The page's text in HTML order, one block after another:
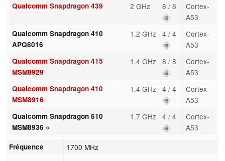
Qualcomm Snapdragon 439 2 GHz 8 / 8
Cortex-
A53
Qualcomm Snapdragon 410
APQ8016
1.2 GHz 4 / 4
Cortex-
A53
Qualcomm Snapdragon 415
MSM8929
1.4 GHz 8 / 8
Cortex-
A53
Qualcomm Snapdragon 410
MSM8916
1.4 GHz 4 / 4
Cortex-
A53
Qualcomm Snapdragon 610
MSM8936 «
1.7 GHz 4 / 4
Cortex-
A53
Fréquence 1700 MHz